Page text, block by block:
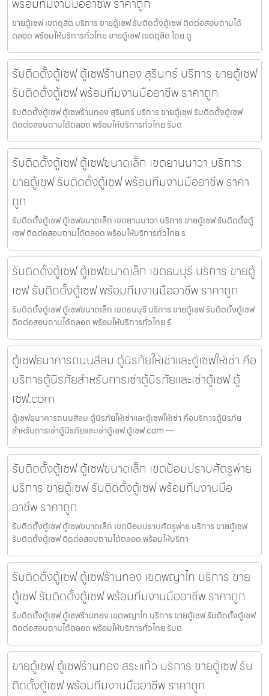
พร้อมทีมงานมืออาชีพ ราคาถูก
ขายตู้เซฟ เขตดุสิต บริการ ขายตู้เซฟ รับติดตั้งตู้เซฟ ติดต่อสอบถามได้
ตลอด พร้อมให้บริการทั่วไทย ขายตู้เซฟ เขตดุสิต โดย ตู
รับติดตั้งตู้เซฟ ตู้เซฟร้านทอง สุรินทร์ บริการ ขายตู้เซฟ
รับติดตั้งตู้เซฟ พร้อมทีมงานมืออาชีพ ราคาถูก
รับติดตั้งตู้เซฟ ตู้เซฟร้านทอง สุรินทร์ บริการ ขายตู้เซฟ รับติดตั้งตู้เซฟ
ติดต่อสอบถามได้ตลอด พร้อมให้บริการทั่วไทย รับต
รับติดตั้งตู้เซฟ ตู้เซฟขนาดเล็ก เขตยานนาวา บริการ
ขายตู้เซฟ รับติดตั้งตู้เซฟ พร้อมทีมงานมืออาชีพ ราคา
ถูก
รับติดตั้งตู้เซฟ ตู้เซฟขนาดเล็ก เขตยานนาวา บริการ ขายตู้เซฟ รับติดตั้งตู้
เซฟ ติดต่อสอบถามได้ตลอด พร้อมให้บริการทั่วไทย ร
รับติดตั้งตู้เซฟ ตู้เซฟขนาดเล็ก เขตธนบุรี บริการ ขายตู้
เซฟ รับติดตั้งตู้เซฟ พร้อมทีมงานมืออาชีพ ราคาถูก
รับติดตั้งตู้เซฟ ตู้เซฟขนาดเล็ก เขตธนบุรี บริการ ขายตู้เซฟ รับติดตั้งตู้เซฟ
ติดต่อสอบถามได้ตลอด พร้อมให้บริการทั่วไทย รั
ตู้เซฟธนาคารถนนสีลม ตู้นิรภัยให้เช่าและตู้เซฟให้เช่า คือ
บริการตู้นิรภัยสำหรับการเช่าตู้นิรภัยและเช่าตู้เซฟ ตู้
เซฟ.com
ตู้เซฟธนาคารถนนสีลม ตู้นิรภัยให้เช่าและตู้เซฟให้เช่า คือบริการตู้นิรภัย
สำหรับการเช่าตู้นิรภัยและเช่าตู้เซฟ ตู้เซฟ.com —
รับติดตั้งตู้เซฟ ตู้เซฟขนาดเล็ก เขตป้อมปราบศัตรูพ่าย
บริการ ขายตู้เซฟ รับติดตั้งตู้เซฟ พร้อมทีมงานมือ
อาชีพ ราคาถูก
รับติดตั้งตู้เซฟ ตู้เซฟขนาดเล็ก เขตป้อมปราบศัตรูพ่าย บริการ ขายตู้เซฟ
รับติดตั้งตู้เซฟ ติดต่อสอบถามได้ตลอด พร้อมให้บริกา
รับติดตั้งตู้เซฟ ตู้เซฟร้านทอง เขตพญาไท บริการ ขาย
ตู้เซฟ รับติดตั้งตู้เซฟ พร้อมทีมงานมืออาชีพ ราคาถูก
รับติดตั้งตู้เซฟ ตู้เซฟร้านทอง เขตพญาไท บริการ ขายตู้เซฟ รับติดตั้งตู้เซฟ
ติดต่อสอบถามได้ตลอด พร้อมให้บริการทั่วไทย รับต
ขายตู้เซฟ ตู้เซฟร้านทอง สระแก้ว บริการ ขายตู้เซฟ รับ
ติดตั้งตู้เซฟ พร้อมทีมงานมืออาชีพ ราคาถูก